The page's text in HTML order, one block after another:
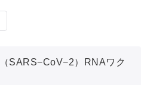
SARS−CoV−2）RNAワク